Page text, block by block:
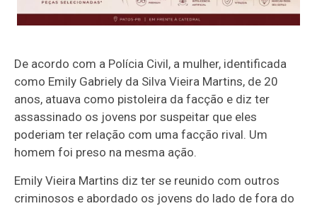
De acordo com a Polícia Civil, a mulher, identificada
como Emily Gabriely da Silva Vieira Martins, de 20
anos, atuava como pistoleira da facção e diz ter
assassinado os jovens por suspeitar que eles
poderiam ter relação com uma facção rival. Um
homem foi preso na mesma ação.
Emily Vieira Martins diz ter se reunido com outros
criminosos e abordado os jovens do lado de fora do